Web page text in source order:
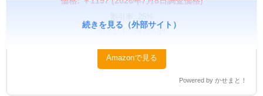
ポイント: 39 (3%)pt
Amazonで見る
Powered by かせまと！
続きを見る（外部サイト）